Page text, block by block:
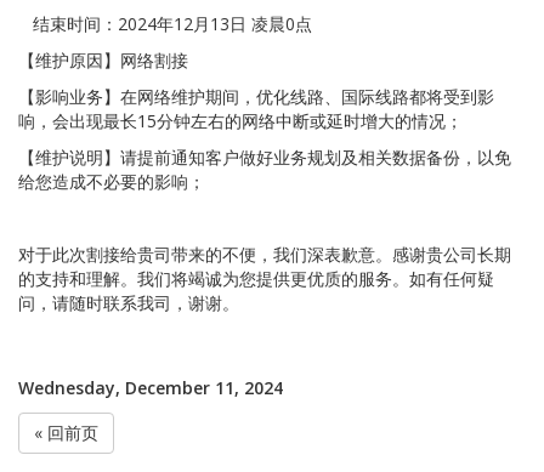
结束时间：2024年12月13日 凌晨0点
【维护原因】网络割接
【影响业务】在网络维护期间，优化线路、国际线路都将受到影
响，会出现最长15分钟左右的网络中断或延时增大的情况；
【维护说明】请提前通知客户做好业务规划及相关数据备份，以免
给您造成不必要的影响；
对于此次割接给贵司带来的不便，我们深表歉意。感谢贵公司长期
的支持和理解。我们将竭诚为您提供更优质的服务。如有任何疑
问，请随时联系我司，谢谢。
Wednesday, December 11, 2024
« 回前页